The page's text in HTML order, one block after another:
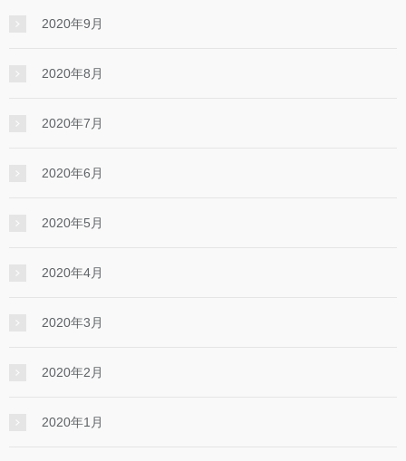
2020年9月
2020年8月
2020年7月
2020年6月
2020年5月
2020年4月
2020年3月
2020年2月
2020年1月